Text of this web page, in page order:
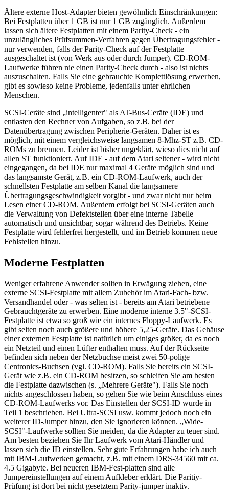
Ältere externe Host-Adapter bieten gewöhnlich Einschränkungen:
Bei Festplatten über 1 GB ist nur 1 GB zugänglich. Außerdem
lassen sich ältere Festplatten mit einem Parity-Check - ein
unzulängliches Prüfsummen-Verfahren gegen Übertragungsfehler -
nur verwenden, falls der Parity-Check auf der Festplatte
ausgeschaltet ist (von Werk aus oder durch Jumper). CD-ROM-
Laufwerke führen nie einen Parity-Check durch - also ist nichts
auszuschalten. Falls Sie eine gebrauchte Komplettlösung erwerben,
gibt es sowieso keine Probleme, jedenfalls unter ehrlichen
Menschen.
SCSI-Ceräte sind „intelligenter" als AT-Bus-Ceräte (IDE) und
entlasten den Rechner von Aufgaben, so z.B. bei der
Datenübertragung zwischen Peripherie-Geräten. Daher ist es
möglich, mit einem vergleichsweise langsamen 8-Mhz-ST z.B. CD-
ROMs zu brennen. Leider ist bisher ungeklärt, wieso dies nicht auf
allen ST funktioniert. Auf IDE - auf dem Atari seltener - wird nicht
eingegangen, da bei IDE nur maximal 4 Geräte möglich sind und
das langsamste Gerät, z.B. ein CD-ROM-Laufwerk, auch der
schnellsten Festplatte am selben Kanal die langsamere
Übertragungsgeschwindigkeit vorgibt - und zwar nicht nur beim
Lesen einer CD-ROM. Außerdem erfolgt bei SCSI-Geräten auch
die Verwaltung von Defektstellen über eine interne Tabelle
automatisch und unsichtbar, sogar während des Betriebs. Keine
Festplatte wird fehlerfrei hergestellt, und im Betrieb kommen neue
Fehlstellen hinzu.
Moderne Festplatten
Weniger erfahrene Anwender sollten in Erwägung ziehen, eine
externe SCSI-Festplatte mit allem Zubehör im Atari-Fach- bzw.
Versandhandel oder - was selten ist - bereits am Atari betriebene
Gebrauchtgeräte zu erwerben. Eine moderne interne 3.5"-SCSI-
Festplatte ist etwa so groß wie ein internes Floppy-Laufwerk. Es
gibt selten noch auch größere und höhere 5,25-Geräte. Das Gehäuse
einer externen Festplatte ist natürlich um einiges größer, da es noch
ein Netzteil und einen Lüfter enthalten muss. Auf der Rückseite
befinden sich neben der Netzbuchse meist zwei 50-polige
Centronics-Buchsen (vgl. CD-ROM). Falls Sie bereits ein SCSI-
Gerät wie z.B. ein CD-ROM besitzen, so schleifen Sie am besten
die Festplatte dazwischen (s. „Mehrere Geräte"). Falls Sie noch
nichts angeschlossen haben, so gehen Sie wie beim Anschluss eines
CD-ROM-Laufwerks vor. Das Einstellen der SCSI-ID wurde in
Teil 1 beschrieben. Bei Ultra-SCSI usw. kommt jedoch noch ein
weiterer ID-Jumper hinzu, den Sie ignorieren können. „Wide-
SCSI"-Laufwerke sollten Sie meiden, da die Adapter zu teuer sind.
Am besten beziehen Sie Ihr Laufwerk vom Atari-Händler und
lassen sich die ID einstellen. Sehr gute Erfahrungen habe ich auch
mit IBM-Laufwerken gemacht, z.B. mit einem DRS-34560 mit ca.
4.5 Gigabyte. Bei neueren IBM-Fest-platten sind alle
Jumpereinstellungen auf einem Aufkleber erklärt. Die Paritiy-
Prüfung ist dort bei nicht gesetztem Parity-jumper inaktiv.